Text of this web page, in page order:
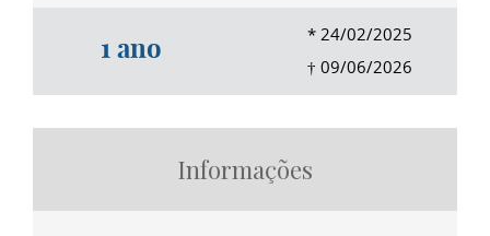
1 ano
*24/02/2025
† 09/06/2026
Informações